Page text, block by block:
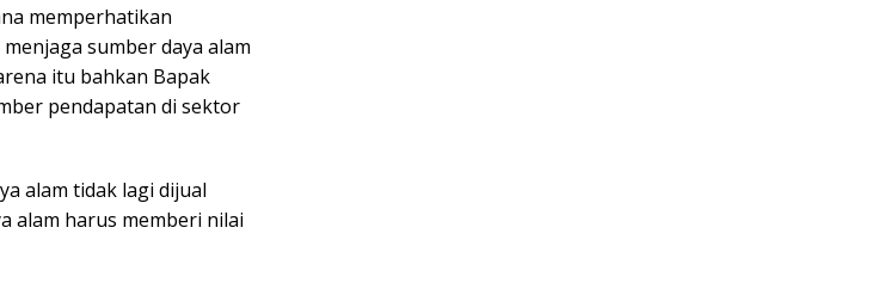
memperhatikan
sumber daya alam
itu bahkan Bapak
pendapatan di sektor
alam tidak lagi dijual
alam harus memberi nilai